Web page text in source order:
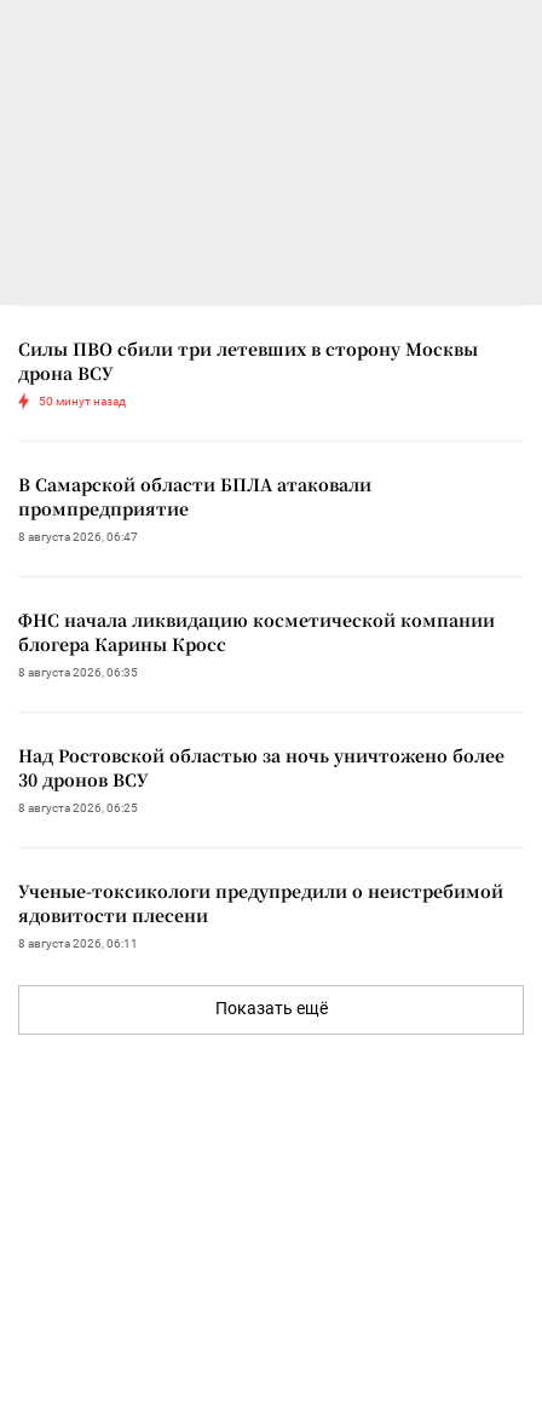
Силы ПВО сбили три летевших в сторону Москвы
дрона ВСУ
50 минут назад
В Самарской области БПЛА атаковали
промпредприятие
8 августа 2026, 06:47
ФНС начала ликвидацию косметической компании
блогера Карины Кросс
8 августа 2026, 06:35
Над Ростовской областью за ночь уничтожено более
30 дронов ВСУ
8 августа 2026, 06:25
Ученые-токсикологи предупредили о неистребимой
ядовитости плесени
8 августа 2026, 06:11
Показать ещё